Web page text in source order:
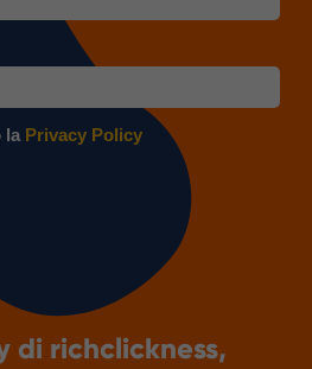
di richclickness,